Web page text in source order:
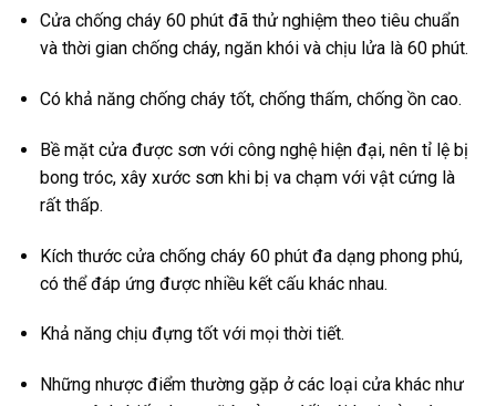
Cửa chống cháy 60 phút đã thử nghiệm theo tiêu chuẩn
và thời gian chống cháy, ngăn khói và chịu lửa là 60 phút.
Có khả năng chống cháy tốt, chống thấm, chống ồn cao.
Bề mặt cửa được sơn với công nghệ hiện đại, nên tỉ lệ bị
bong tróc, xây xước sơn khi bị va chạm với vật cứng là
rất thấp.
Kích thước cửa chống cháy 60 phút đa dạng phong phú,
có thể đáp ứng được nhiều kết cấu khác nhau.
Khả năng chịu đựng tốt với mọi thời tiết.
Những nhược điểm thường gặp ở các loại cửa khác như